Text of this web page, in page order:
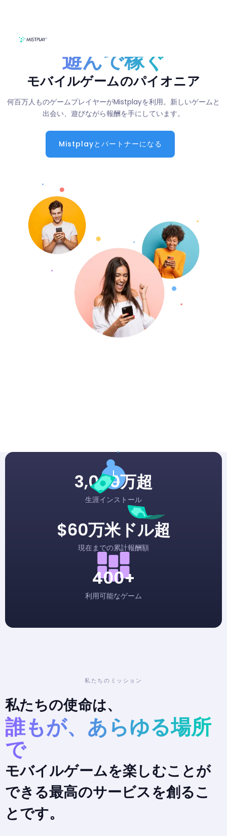
HOME
遊んで稼ぐ
モバイルゲームのパイオニア
何百万人ものゲームプレイヤーがMistplayを利用。新しいゲームと
出会い、遊びながら報酬を手にしています。
Mistplayとパートナーになる
3,000万超
生涯インストール
$60万米ドル超
現在までの累計報酬額
400+
利用可能なゲーム
私たちのミッション
私たちの使命は、
誰もが、あらゆる場所
で
モバイルゲームを楽しむことが
できる最高のサービスを創るこ
とです。